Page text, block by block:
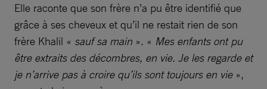
Elle raconte que son frère n’a pu être identifié que
grâce à ses cheveux et qu’il ne restait rien de son
frère Khalil « sauf sa main ». « Mes enfants ont pu
être extraits des décombres, en vie. Je les regarde et
je n’arrive pas à croire qu’ils sont toujours en vie»,